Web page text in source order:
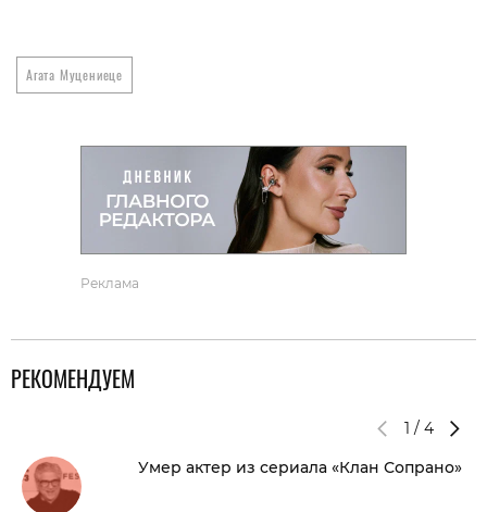
Агата Муцениеце
Реклама
РЕКОМЕНДУЕМ
1 / 4
Умер актер из сериала «Клан Сопрано»